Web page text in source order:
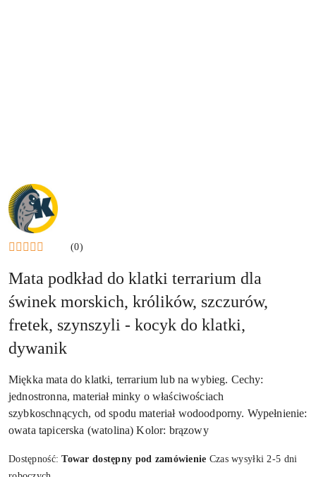
NAZWA
PRODUCENTA:
KRAINA
TUPTUSIA
(0)
Mata podkład do klatki terrarium dla
świnek morskich, królików, szczurów,
fretek, szynszyli - kocyk do klatki,
dywanik
Miękka mata do klatki, terrarium lub na wybieg. Cechy:
jednostronna, materiał minky o właściwościach
szybkoschnących, od spodu materiał wodoodporny. Wypełnienie:
owata tapicerska (watolina) Kolor: brązowy
Dostępność:Towar dostępny pod zamówienie Czas wysyłki 2-5 dni